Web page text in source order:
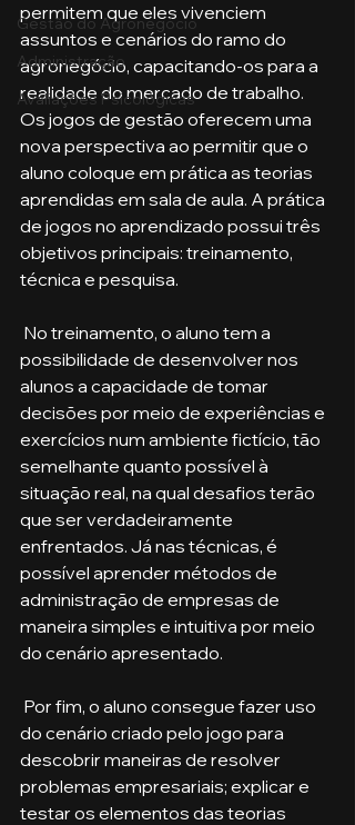
Gestão do Agronegócio
Administração
Avaliações Psicológicas
permitem que eles vivenciem
assuntos e cenários do ramo do
agronegócio, capacitando-os para a
realidade do mercado de trabalho.
Os jogos de gestão oferecem uma
nova perspectiva ao permitir que o
aluno coloque em prática as teorias
aprendidas em sala de aula. A prática
de jogos no aprendizado possui três
objetivos principais: treinamento,
técnica e pesquisa.
possibilidade de desenvolver nos
alunos a capacidade de tomar
decisões por meio de experiências e
exercícios num ambiente fictício, tão
semelhante quanto possível à
situação real, na qual desafios terão
que ser verdadeiramente
enfrentados. Já nas técnicas, é
possível aprender métodos de
administração de empresas de
maneira simples e intuitiva por meio
do cenário apresentado.
do cenário criado pelo jogo para
descobrir maneiras de resolver
problemas empresariais; explicar e
testar os elementos das teorias